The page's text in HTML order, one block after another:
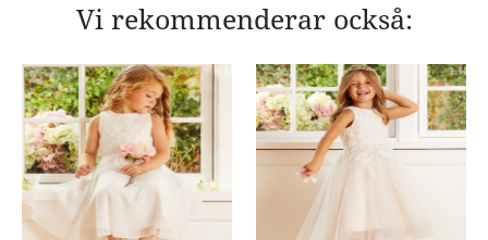
Vi rekommenderar också: